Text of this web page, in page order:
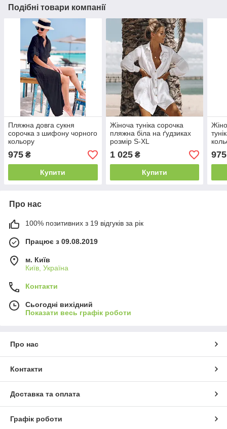
Подібні товари компанії
Пляжна довга сукня
сорочка з шифону чорного
кольору
975 ₴
Купити
Жіноча туніка сорочка
пляжна біла на ґудзиках
розмір S-XL
1 025₴
Купити
975
Про нас
100% позитивних з 19 відгуків за рік
Працює з 09.08.2019
м. Київ
Київ, Україна
Контакти
Сьогодні вихідний
Показати весь графік роботи
Про нас
Контакти
Доставка та оплата
Графік роботи